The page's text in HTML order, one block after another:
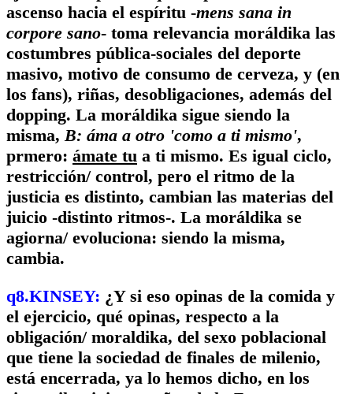
ascenso hacia el espíritu -mens sana in
corpore sano- toma relevancia moráldika las
costumbres pública-sociales del deporte
masivo, motivo de consumo de cerveza, y (en
los fans), riñas, desobligaciones, además del
dopping. La moráldika sigue siendo la
misma, B: áma a otro 'como a ti mismo',
prmero: ámate tu a ti mismo. Es igual ciclo,
restricción/ control, pero el ritmo de la
justicia es distinto, cambian las materias del
juicio -distinto ritmos-. La moráldika se
agiorna/ evoluciona: siendo la misma,
cambia.
q8.KINSEY: ¿Y si eso opinas de la comida y
el ejercicio, qué opinas, respecto a la
obligación/ moraldika, del sexo poblacional
que tiene la sociedad de finales de milenio,
está encerrada, ya lo hemos dicho, en los